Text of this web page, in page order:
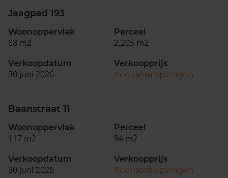
Jaagpad 193
Woonoppervlak
88 m2
Perceel
2.205 m2
Verkoopdatum
30 juni 2026
Verkoopprijs
Koopsom opvragen
Baanstraat 11
Woonoppervlak
117 m2
Perceel
94 m2
Verkoopdatum
30 juni 2026
Verkoopprijs
Koopsom opvragen